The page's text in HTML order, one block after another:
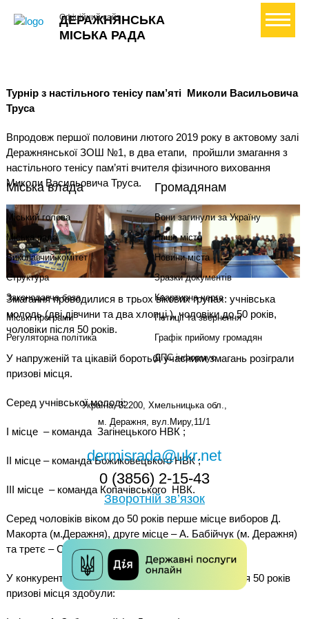
ДЕРАЖНЯНСЬКА
МІСЬКА РАДА
Офіційний сайт+ Створити петицію
Турнір з настільного тенісу пам’яті Миколи Васильовича
Труса
Впродовж першої половини лютого 2019 року в актовому залі
Деражнянської ЗОШ №1, в два етапи, пройшли змагання з
настільного тенісу пам’яті вчителя фізичного виховання
Миколи Васильовича Труса.
Змагання проводилися в трьох вікових групах: учнівська
молодь (дві дівчини та два хлопці ), чоловіки до 50 років,
чоловіки після 50 років.
У напруженій та цікавій боротьбі учасники змагань розіграли
призові місця.
Серед учнівської молоді:
І місце – команда Загінецького НВК ;
ІІ місце – команда Божиковецького НВК ;
ІІІ місце – команда Копачівського НВК.
Серед чоловіків віком до 50 років перше місце виборов Д.
Макорта (м.Деражня), друге місце – А. Бабійчук (м. Деражня)
та третє – С. Мельничук (с. Копачівка).
У конкурентній боротьбі між чоловіками віком після 50 років
призові місця здобули:
Міська влада
Міський голова
Міська рада
Виконавчий комітет
Структура
Законодавча база
Міські програми
Регуляторна політика
Громадянам
Вони загинули за Україну
Наше місто
Новини міста
Зразки документів
Квартирна черга
Петиції та звернення
Графік прийому громадян
ДПС інформує
Україна, 32200, Хмельницька обл.,
м. Деражня, вул.Миру,11/1
dermisrada@ukr.net
0 (3856) 2-15-43
Зворотній зв’язок